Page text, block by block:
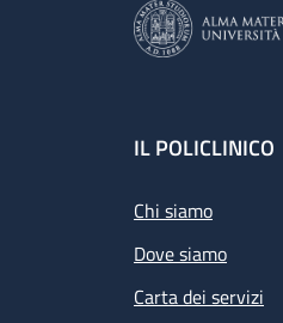
Footer
IL POLICLINICO
Chi siamo
Dove siamo
Carta dei servizi